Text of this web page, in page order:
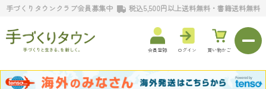
手づくりタウンクラブ会員募集中 税込5,500円以上送料無料・書籍送料無料
会員登録 ログイン 買い物かご